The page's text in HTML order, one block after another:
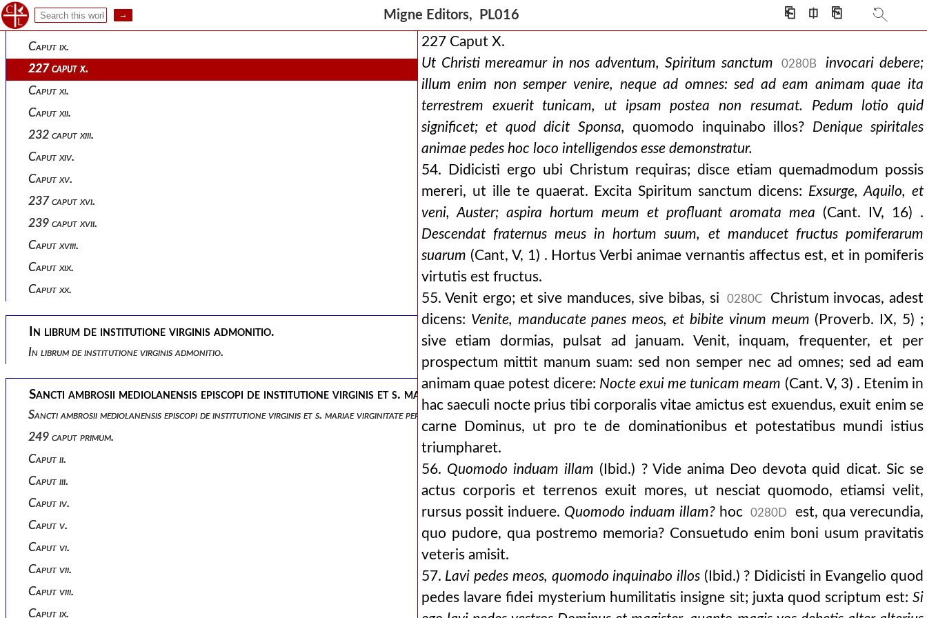
Migne Editors, PL016 ⎗ ⎅ ⎘
Caput viii.
Caput ix.
227 caput x.
Caput xi.
Caput xii.
232 caput xiii.
Caput xiv.
Caput xv.
237 caput xvi.
239 caput xvii.
Caput xviii.
Caput xix.
Caput xx.
In librum de institutione virginis admonitio.
In librum de institutione virginis admonitio.
Sancti ambrosii mediolanensis episcopi de institutione virginis et s. mariae virginitate perpetua ad eusebium. liber unus .
Sancti ambrosii mediolanensis episcopi de institutione virginis et s. mariae virginitate perpetua ad eusebium. liber unus .
249 caput primum.
Caput ii.
Caput iii.
Caput iv.
Caput v.
Caput vi.
Caput vii.
Caput viii.
Caput ix.
227 Caput X.
Ut Christi mereamur in nos adventum, Spiritum sanctum
0280B
invocari debere;
illum enim non semper venire, neque ad omnes: sed ad eam animam quae ita
terrestrem exuerit tunicam, ut ipsam postea non resumat. Pedum lotio quid
significet; et quod dicit Sponsa, quomodo inquinabo illos? Denique spiritales
animae pedes hoc loco intelligendos esse demonstratur.
54. Didicisti ergo ubi Christum requiras; disce etiam quemadmodum possis
mereri, ut ille te quaerat. Excita Spiritum sanctum dicens: Exsurge, Aquilo, et
veni, Auster; aspira hortum meum et profluant aromata mea (Cant. IV, 16) .
Descendat fraternus meus in hortum suum, et manducet fructus pomiferarum
suarum (Cant, V, 1) . Hortus Verbi animae vernantis affectus est, et in pomiferis
virtutis est fructus.
55. Venit ergo; et sive manduces, sive bibas, si
0280C
Christum invocas, adest
dicens: Venite, manducate panes meos, et bibite vinum meum (Proverb. IX, 5) ;
sive etiam dormias, pulsat ad januam. Venit, inquam, frequenter, et per
prospectum mittit manum suam: sed non semper nec ad omnes; sed ad eam
animam quae potest dicere: Nocte exui me tunicam meam (Cant. V, 3) . Etenim in
hac saeculi nocte prius tibi corporalis vitae amictus est exuendus, exuit enim se
carne Dominus, ut pro te de dominationibus et potestatibus mundi istius
triumpharet.
56. Quomodo induam illam (Ibid.) ? Vide anima Deo devota quid dicat. Sic se
actus corporis et terrenos exuit mores, ut nesciat quomodo, etiamsi velit,
rursus possit induere. Quomodo induam illam?hoc 0280D
est, qua verecundia,
quo pudore, qua postremo memoria? Consuetudo enim boni usum pravitatis
veteris amisit.
57. Lavi pedes meos, quomodo inquinabo illos(Ibid.) ? Didicisti in Evangelio quod
pedes lavare fidei mysterium humilitatis insigne sit; juxta quod scriptum est: Si